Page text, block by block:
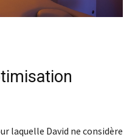
laquelle David ne considère